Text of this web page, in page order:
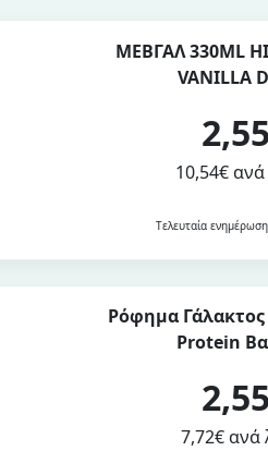
ΜΕΒΓΑΛ 330ML
VANILLA
10,54€ ανά
Τελευταία
Ρόφημα
Protein
7,72€ ανά